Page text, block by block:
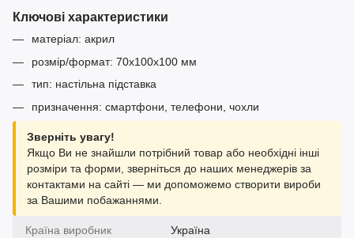
Ключові характеристики
матеріал: акрил
розмір/формат: 70х100х100 мм
тип: настільна підставка
призначення: смартфони, телефони, чохли
Зверніть увагу!
Якщо Ви не знайшли потрібний товар або необхідні інші
розміри та форми, зверніться до наших менеджерів за
контактами на сайті — ми допоможемо створити вироби
за Вашими побажаннями.
Країна виробник Україна